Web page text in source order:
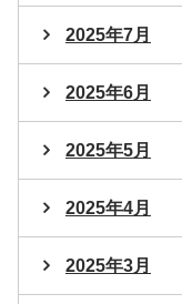
2025年7月
2025年6月
2025年5月
2025年4月
2025年3月